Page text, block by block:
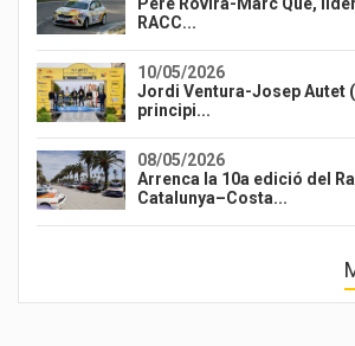
RACC...
10/05/2026
Jordi Ventura-Josep Autet
principi...
08/05/2026
Arrenca la 10a edició del
Catalunya–Costa...